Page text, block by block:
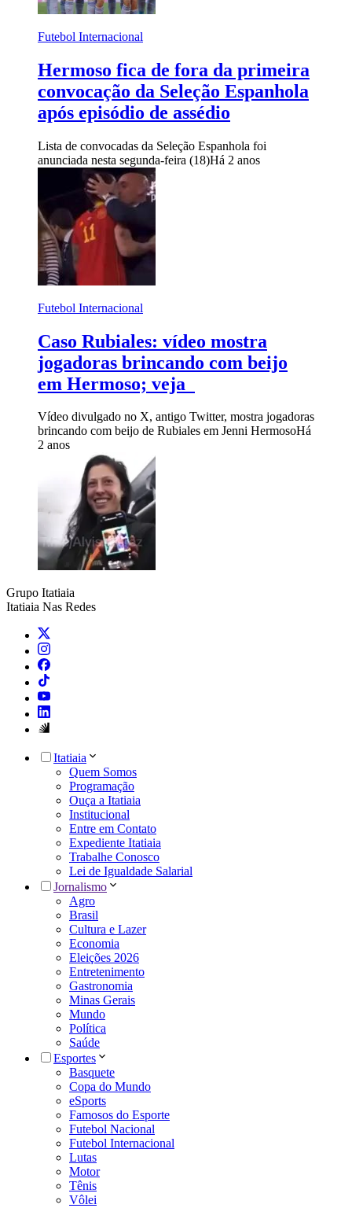
Futebol Internacional
Hermoso fica de fora da primeira
convocação da Seleção Espanhola
após episódio de assédio
Lista de convocadas da Seleção Espanhola foi
anunciada nesta segunda-feira (18)Há 2 anos
Futebol Internacional
Caso Rubiales: vídeo mostra
jogadoras brincando com beijo
em Hermoso; veja
Vídeo divulgado no X, antigo Twitter, mostra jogadoras
brincando com beijo de Rubiales em Jenni HermosoHá
2 anos
Grupo Itatiaia
Itatiaia Nas Redes
Itatiaia
Quem Somos
Programação
Ouça a Itatiaia
Institucional
Entre em Contato
Expediente Itatiaia
Trabalhe Conosco
Lei de Igualdade Salarial
Jornalismo
Agro
Brasil
Cultura e Lazer
Economia
Eleições 2026
Entretenimento
Gastronomia
Minas Gerais
Mundo
Política
Saúde
Esportes
Basquete
Copa do Mundo
eSports
Famosos do Esporte
Futebol Nacional
Futebol Internacional
Lutas
Motor
Tênis
Vôlei